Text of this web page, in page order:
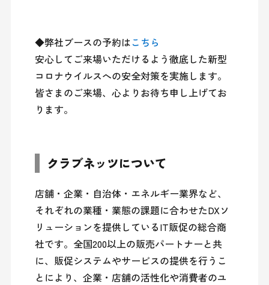
◆弊社ブースの予約はこちら
安心してご来場いただけるよう徹底した新型
コロナウイルスへの安全対策を実施します。
皆さまのご来場、心よりお待ち申し上げてお
ります。
クラブネッツについて
店舗・企業・自治体・エネルギー業界など、
それぞれの業種・業態の課題に合わせたDXソ
リューションを提供しているIT販促の総合商
社です。全国200以上の販売パートナーと共
に、販促システムやサービスの提供を行うこ
とにより、企業・店舗の活性化や消費者のユ